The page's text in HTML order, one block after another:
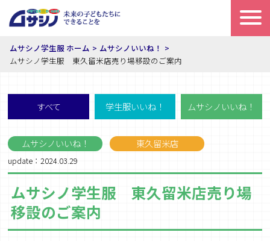
ムサシノ学生服 ホーム
ムサシノいいね！
ムサシノ学生服 東久留米店売り場移設のご案内
すべて 学生服いいね！ ムサシノいいね！
ムサシノいいね！ 東久留米店
update：2024.03.29
ムサシノ学生服 東久留米店売り場
移設のご案内